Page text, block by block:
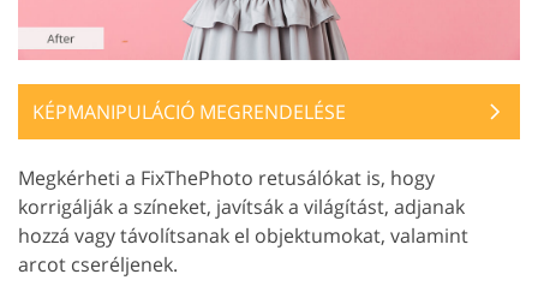
KÉPMANIPULÁCIÓ MEGRENDELÉSE
Megkérheti a FixThePhoto retusálókat is, hogy
korrigálják a színeket, javítsák a világítást, adjanak
hozzá vagy távolítsanak el objektumokat, valamint
arcot cseréljenek.